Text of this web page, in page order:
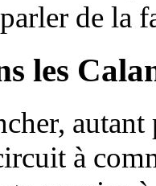
de la
les
autant
à